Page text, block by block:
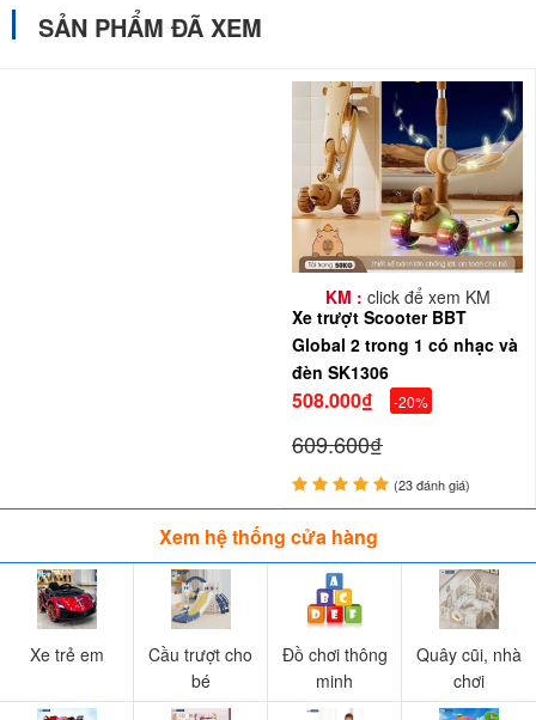
Xe trượt scooter SK1306N có đèn và nhạc
Xe trượt scooter cho bé 3 in 1
Yên ngồi của xe trượt scooterđể bé có thể chơi giống
như 1 xe chòi chân hoặc ngồi nghỉ khi thấy mỏi chân.
Bánh xe có đèn phát sáng khi di chuyển cho bé thích thú
hơn, nổi bật hơn khi bé chơi lúc tối.
Xe trượt scooter cho bésẽ kích thích các bé vận động
SẢN PHẨM ĐÃ XEM
KM : click để xem KM
Xe trượt Scooter BBT
Global 2 trong 1 có nhạc và
đèn SK1306
508.000₫ -20%
609.600₫
(23 đánh giá)
Xem hệ thống cửa hàng
Xe trẻ em
Cầu trượt cho
bé
Đồ chơi thông
minh
Quây cũi, nhà
chơi